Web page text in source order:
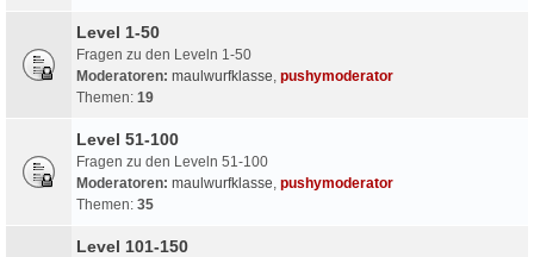
Level 1-50
Fragen zu den Leveln 1-50
Moderatoren: maulwurfklasse, pushymoderator
Themen: 19
Level 51-100
Fragen zu den Leveln 51-100
Moderatoren: maulwurfklasse, pushymoderator
Themen: 35
Level 101-150